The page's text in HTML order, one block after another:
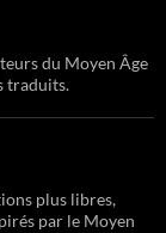
du Moyen Âge
traduits.
plus libres,
par le Moyen